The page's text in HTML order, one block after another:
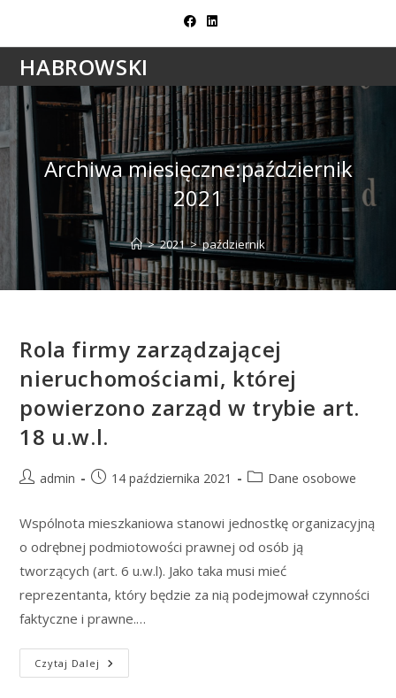
HABROWSKI
Archiwa miesięczne:październik
2021
> 2021 > październik
Rola firmy zarządzającej
nieruchomościami, której
powierzono zarząd w trybie art.
18 u.w.l.
Postadmin
Post14 października 2021
PostDane osobowe
Wspólnota mieszkaniowa stanowi jednostkę organizacyjną
o odrębnej podmiotowości prawnej od osób ją
tworzących (art. 6 u.w.l). Jako taka musi mieć
reprezentanta, który będzie za nią podejmował czynności
faktyczne i prawne.…
Czytaj Dalej Rola
Firmy